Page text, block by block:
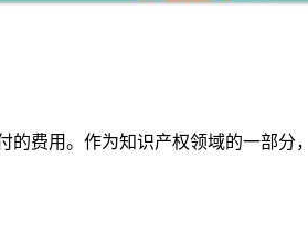
费用。作为知识产权领域的一部